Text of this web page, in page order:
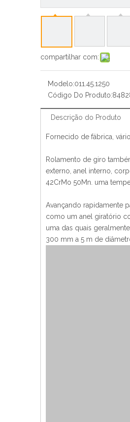
compartilhar com:
Modelo:011.45.1250
Código Do Produto:
Descrição do Produto
Fornecido de fábrica,
Rolamento de giro
externo, anel interno,
42CrMo 50Mn. uma
Avançando rapidamente
como um anel giratório
uma das quais
300 mm a 5 m de